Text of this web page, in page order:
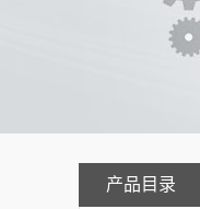
产品目录